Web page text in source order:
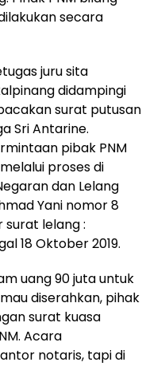
secara
juru sita
didampingi
surat putusan
Sri Antarine.
pibak PNM
proses di
dan Lelang
Yani nomor 8
surat lelang :
18 Oktober 2019.
uang 90 juta untuk
diserahkan, pihak
surat kuasa
Acara
notaris, tapi di